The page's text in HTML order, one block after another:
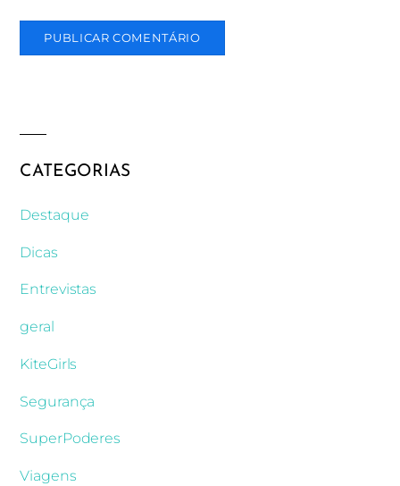
CATEGORIAS
Destaque
Dicas
Entrevistas
geral
KiteGirls
Segurança
SuperPoderes
Viagens